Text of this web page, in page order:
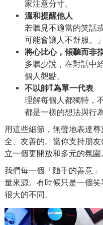
家注意分寸。
溫和提醒他人
若聽見不適當的笑話
可能會讓人不舒服。」
將心比心，傾聽而非
多聽少說，在對話中
個人觀點。
不以帥T為單一代表
理解每個人都獨特，
都是一樣的想法與行為
用這些細節，無聲地表達
全、友善的。當你支持朋
立一個更開放和多元的氛圍
我們每一個「隨手的善意
量來源。有時候只是一個
很大的不同。